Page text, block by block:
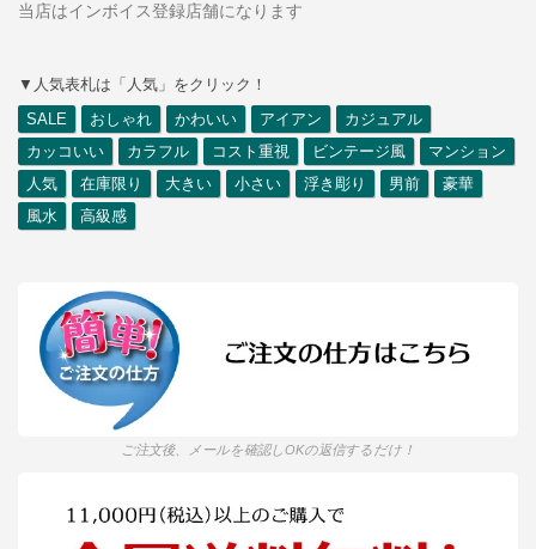
当店はインボイス登録店舗になります
▼人気表札は「人気」をクリック！
SALE
おしゃれ かわいい アイアン
カジュアル
カッコいい
カラフル コスト重視 ビンテージ風
マンション
人気
在庫限り 大きい 小さい 浮き彫り 男前
豪華
風水
高級感
ご注文後、メールを確認しOKの返信するだけ！